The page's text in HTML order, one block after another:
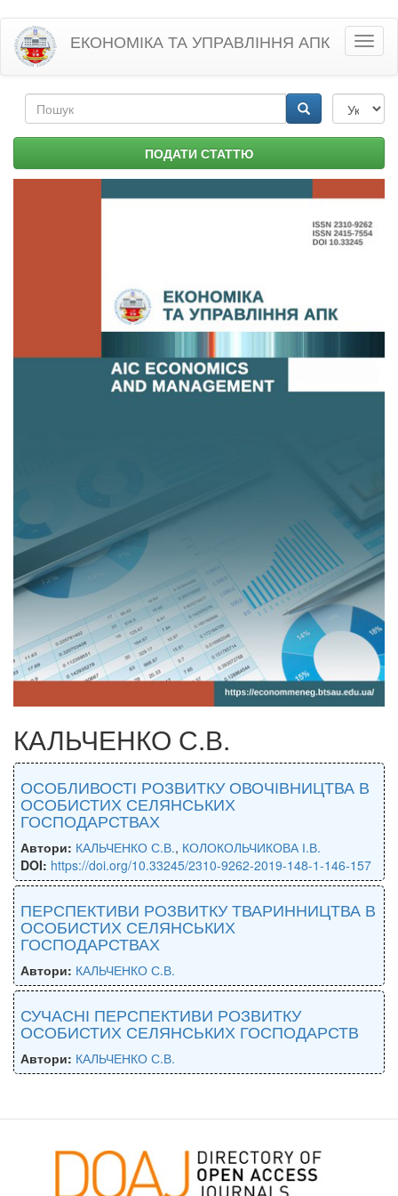
Перейти
основного
матеріалу
ЕКОНОМІКА ТА УПРАВЛІННЯ АПК
Пошукова
форма ПОДАТИ СТАТТЮ
КАЛЬЧЕНКО С.В.
ОСОБЛИВОСТІ РОЗВИТКУ ОВОЧІВНИЦТВА В
ОСОБИСТИХ СЕЛЯНСЬКИХ
ГОСПОДАРСТВАХ
Автори: КАЛЬЧЕНКО С.В., КОЛОКОЛЬЧИКОВА І.В.
DOI: https://doi.org/10.33245/2310-9262-2019-148-1-146-157
ПЕРСПЕКТИВИ РОЗВИТКУ ТВАРИННИЦТВА В
ОСОБИСТИХ СЕЛЯНСЬКИХ
ГОСПОДАРСТВАХ
Автори: КАЛЬЧЕНКО С.В.
СУЧАСНІ ПЕРСПЕКТИВИ РОЗВИТКУ
ОСОБИСТИХ СЕЛЯНСЬКИХ ГОСПОДАРСТВ
Автори: КАЛЬЧЕНКО С.В.